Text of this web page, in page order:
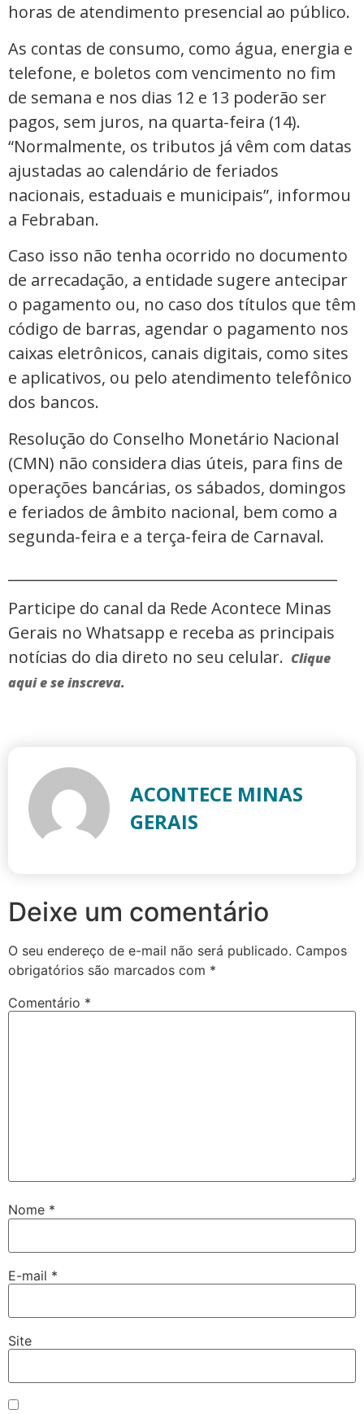
horas de atendimento presencial ao público.
As contas de consumo, como água, energia e
telefone, e boletos com vencimento no fim
de semana e nos dias 12 e 13 poderão ser
pagos, sem juros, na quarta-feira (14).
“Normalmente, os tributos já vêm com datas
ajustadas ao calendário de feriados
nacionais, estaduais e municipais”, informou
a Febraban.
Caso isso não tenha ocorrido no documento
de arrecadação, a entidade sugere antecipar
o pagamento ou, no caso dos títulos que têm
código de barras, agendar o pagamento nos
caixas eletrônicos, canais digitais, como sites
e aplicativos, ou pelo atendimento telefônico
dos bancos.
Resolução do Conselho Monetário Nacional
(CMN) não considera dias úteis, para fins de
operações bancárias, os sábados, domingos
e feriados de âmbito nacional, bem como a
segunda-feira e a terça-feira de Carnaval.
Participe do canal da Rede Acontece Minas
Gerais no Whatsapp e receba as principais
notícias do dia direto no seu celular. Clique
aqui e se inscreva.
ACONTECE MINAS
GERAIS
Deixe um comentário
O seu endereço de e-mail não será publicado. Campos
obrigatórios são marcados com *
Comentário *
Nome *
E-mail *
Site